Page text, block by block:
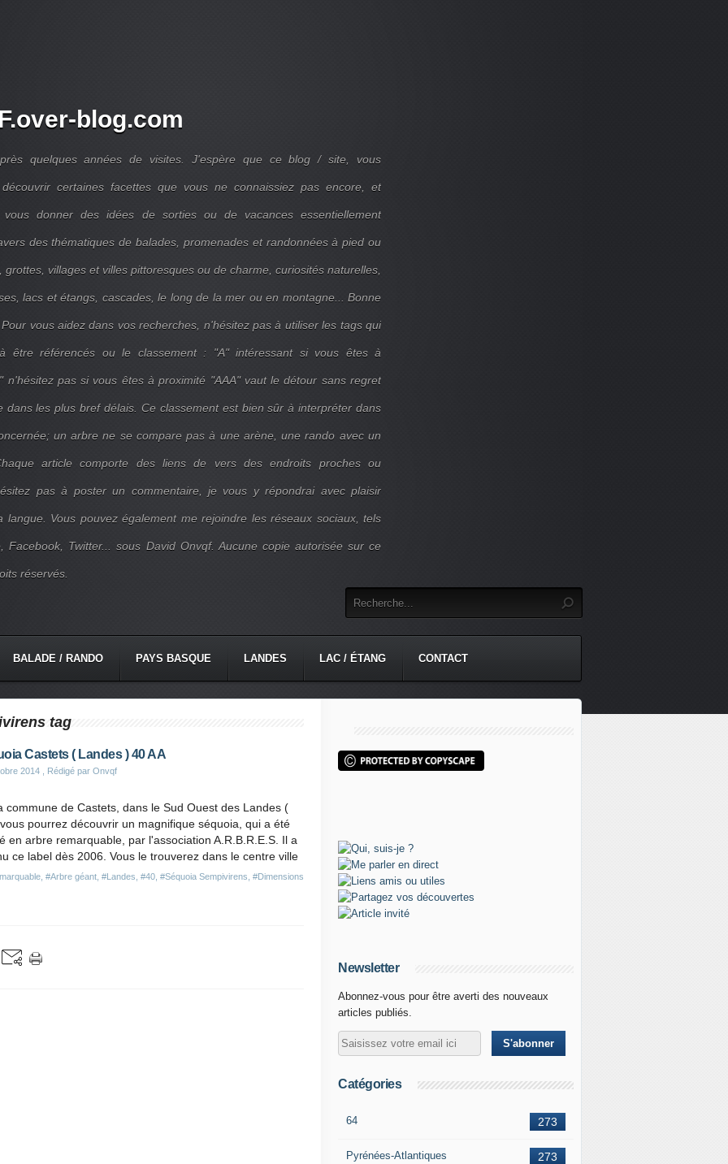
blog.com
quelques années de visites. J'espère que ce blog / site, vous
certaines facettes que vous ne connaissiez pas encore, et
vous donner des idées de sorties ou de vacances essentiellement
des thématiques de balades, promenades et randonnées à pied ou
grottes, villages et villes pittoresques ou de charme, curiosités naturelles,
lacs et étangs, cascades, le long de la mer ou en montagne... Bonne
vous aidez dans vos recherches, n'hésitez pas à utiliser les tags qui
être référencés ou le classement : "A" intéressant si vous êtes à
n'hésitez pas si vous êtes à proximité "AAA" vaut le détour sans regret
dans les plus bref délais. Ce classement est bien sûr à interpréter dans
un arbre ne se compare pas à une arène, une rando avec un
article comporte des liens de vers des endroits proches ou
pas à poster un commentaire, je vous y répondrai avec plaisir
langue. Vous pouvez également me rejoindre les réseaux sociaux, tels
Facebook, Twitter... sous David Onvqf. Aucune copie autorisée sur ce
réservés.
BALADE / RANDO PAYS BASQUE LANDES LAC / ÉTANG CONTACT
tag
Castets ( Landes ) 40 AA
2014 , Rédigé par Onvqf
#Arbre géant #Landes #40 #Séquoia Sempivirens #Dimensions
commune de Castets, dans le Sud Ouest des Landes (
pourrez découvrir un magnifique séquoia, qui a été
en arbre remarquable, par l'association A.R.B.R.E.S. Il a
ce label dès 2006. Vous le trouverez dans le centre ville
Newsletter
Abonnez-vous pour être averti des nouveaux
articles publiés.
Catégories
273
64
273
Pyrénées-Atlantiques